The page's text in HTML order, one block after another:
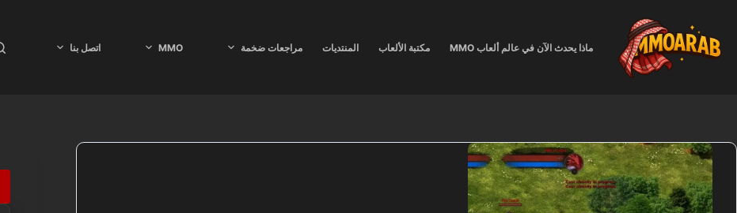
المحتوى
ماذا يحدث الآن في عالم ألعاب MMO مكتبة الألعاب المنتديات مراجعات ضخمة MMO اتصل بنا